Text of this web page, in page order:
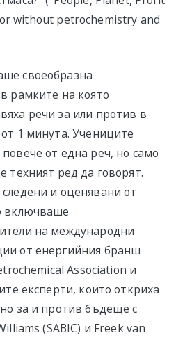
without petrochemistry and
своеобразна
рамките на която
речи за или против в
1 минута. Учениците
от една реч, но само
техният ред да говорят.
и оценявани от
включваше
на международни
от енергийния бранш
Association и
експерти, които откриха
за и против бъдеще с
(SABIC) и Freek van